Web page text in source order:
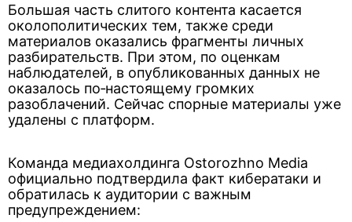
Большая часть слитого контента касается
околополитических тем, также среди
материалов оказались фрагменты личных
разбирательств. При этом, по оценкам
наблюдателей, в опубликованных данных не
оказалось по‑настоящему громких
разоблачений. Сейчас спорные материалы уже
удалены с платформ.
Команда медиахолдинга Ostorozhno Media
официально подтвердила факт кибератаки и
обратилась к аудитории с важным
предупреждением: